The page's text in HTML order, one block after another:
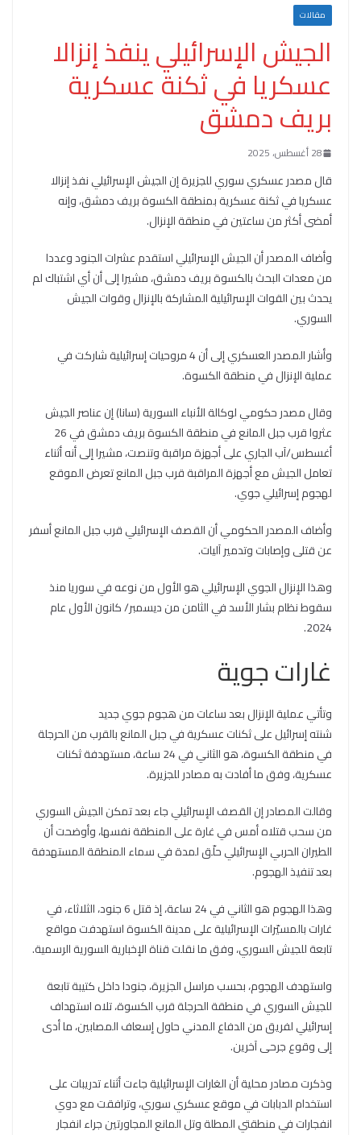
مقالات
الجيش الإسرائيلي ينفذ إنزالا
عسكريا في ثكنة عسكرية
بريف دمشق
28 أغسطس، 2025
قال مصدر عسكري سوري للجزيرة إن الجيش الإسرائيلي نفذ إنزالا
عسكريا في ثكنة عسكرية بمنطقة الكسوة بريف دمشق، وإنه
أمضى أكثر من ساعتين في منطقة الإنزال.
وأضاف المصدر أن الجيش الإسرائيلي استقدم عشرات الجنود وعددا
من معدات البحث بالكسوة بريف دمشق، مشيرا إلى أن أي اشتباك لم
يحدث بين القوات الإسرائيلية المشاركة بالإنزال وقوات الجيش
السوري.
وأشار المصدر العسكري إلى أن 4 مروحيات إسرائيلية شاركت في
عملية الإنزال في منطقة الكسوة.
وقال مصدر حكومي لوكالة الأنباء السورية (سانا) إن عناصر الجيش
عثروا قرب جبل المانع في منطقة الكسوة بريف دمشق في 26
أغسطس/آب الجاري على أجهزة مراقبة وتنصت، مشيرا إلى أنه أثناء
تعامل الجيش مع أجهزة المراقبة قرب جبل المانع تعرض الموقع
لهجوم إسرائيلي جوي.
وأضاف المصدر الحكومي أن القصف الإسرائيلي قرب جبل المانع أسفر
عن قتلى وإصابات وتدمير آليات.
وهذا الإنزال الجوي الإسرائيلي هو الأول من نوعه في سوريا منذ
سقوط نظام بشار الأسد في الثامن من ديسمبر/ كانون الأول عام
2024.
غارات جوية
وتأتي عملية الإنزال بعد ساعات من هجوم جوي جديد
شنته إسرائيل على ثكنات عسكرية في جبل المانع بالقرب من الحرجلة
في منطقة الكسوة، هو الثاني في 24 ساعة، مستهدفة ثكنات
عسكرية، وفق ما أفادت به مصادر للجزيرة.
وقالت المصادر إن القصف الإسرائيلي جاء بعد تمكن الجيش السوري
من سحب قتلاه أمس في غارة على المنطقة نفسها، وأوضحت أن
الطيران الحربي الإسرائيلي حلّق لمدة في سماء المنطقة المستهدفة
بعد تنفيذ الهجوم.
وهذا الهجوم هو الثاني في 24 ساعة، إذ قتل 6 جنود، الثلاثاء، في
غارات بالمسيّرات الإسرائيلية على مدينة الكسوة استهدفت مواقع
تابعة للجيش السوري، وفق ما نقلت قناة الإخبارية السورية الرسمية.
واستهدف الهجوم، بحسب مراسل الجزيرة، جنودا داخل كتيبة تابعة
للجيش السوري في منطقة الحرجلة قرب الكسوة، تلاه استهداف
إسرائيلي لفريق من الدفاع المدني حاول إسعاف المصابين، ما أدى
إلى وقوع جرحى آخرين.
وذكرت مصادر محلية أن الغارات الإسرائيلية جاءت أثناء تدريبات على
استخدام الدبابات في موقع عسكري سوري، وترافقت مع دوي
انفجارات في منطقتي المطلة وتل المانع المجاورتين جراء انفجار